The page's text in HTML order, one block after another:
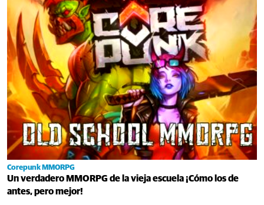
Corepunk MMORPG
Un verdadero MMORPG de la vieja escuela ¡Cómo los de
antes, pero mejor!